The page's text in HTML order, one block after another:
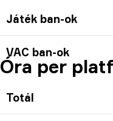
Játék ban-ok
VAC ban-ok
Óra per
Totál